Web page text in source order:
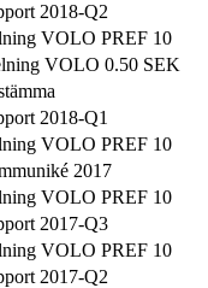
2018-Q2
VOLO PREF 10
VOLO 0.50 SEK
2018-Q1
VOLO PREF 10
2017
VOLO PREF 10
2017-Q3
VOLO PREF 10
2017-Q2